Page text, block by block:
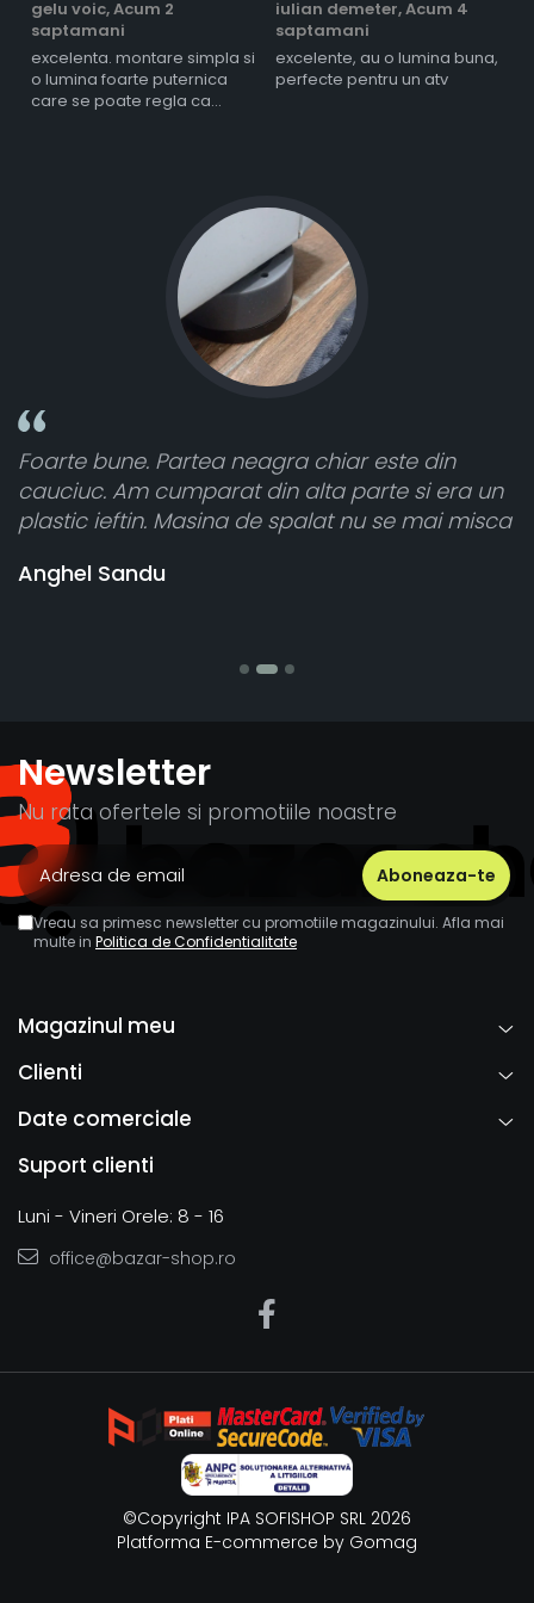
gelu voic,Acum 2
saptamani
excelenta. montare simpla si
o lumina foarte puternica
care se poate regla ca
iulian demeter,Acum 4
saptamani
excelente, au o lumina buna,
perfecte pentru un atv
neagra chiar este din
din alta parte si era un
de spalat nu se mai misca
Toate sunt foarte
atât de bine în
cele 8 bucati dar
Newsletter
Nu rata ofertele si promotiile noastre
Vreau sa primesc newsletter cu promotiile magazinului. Afla mai
multe in Politica de Confidentialitate
Magazinul meu
Clienti
Date comerciale
Suport clienti
Luni - Vineri Orele: 8 - 16
office@bazar-shop.ro
©Copyright IPA SOFISHOP SRL 2026
Platforma E-commerce by Gomag